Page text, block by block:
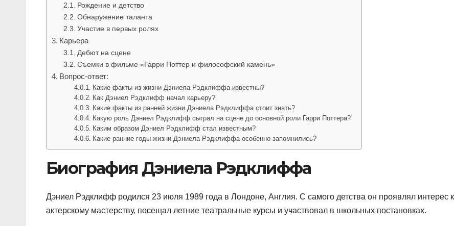
Рождение и детство
Обнаружение таланта
Участие в первых ролях
Карьера
Дебют на сцене
Съемки в фильме «Гарри Поттер и философский камень»
Вопрос-ответ:
Какие факты из жизни Дэниела Рэдклиффа известны?
Как Дэниел Рэдклифф начал карьеру?
Какие факты из ранней жизни Дэниела Рэдклиффа стоит знать?
Какую роль Дэниел Рэдклифф сыграл на сцене до основной роли Гарри Поттера?
Каким образом Дэниел Рэдклифф стал известным?
Какие ранние годы жизни Дэниела Рэдклиффа особенно запомнились?
Биография Дэниела Рэдклиффа
Дэниел Рэдклифф родился 23 июля 1989 года в Лондоне, Англия. С самого детства он проявлял интерес к
актерскому мастерству, посещал летние театральные курсы и участвовал в школьных постановках.